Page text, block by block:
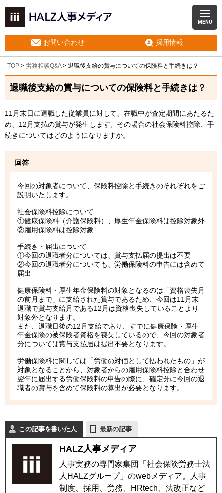
MENU
お問い合わせ 採用情報
TOP > 労務相談Q&A> 退職後支給の賞与についての保険料と手続きは？
退職後支給の賞与についての保険料と手続きは？
11月末日に退職した従業員に対して、在職中が査定期間にあたるた
め、12月支払の賞与が発生します。その場合の社会保険料控除、手
続きについてはどのようになりますか。
回答
今回の対象者について、保険料控除と手続きのそれぞれをご
説明いたします。
社会保険料控除について
①健康保険料（介護保険料）、厚生年金保険料は控除対象外
②雇用保険料は控除対象
手続き・届出について
①今回の退職者分については、賞与支払届の提出は不要
②今回の退職者分についても、労働保険料の申告には含めて
届出
健康保険料・厚生年金保険料の対象となるのは「資格喪失月
の前月まで」に支給された賞与であるため、今回は11月末
退職で賞与支給月である12月は資格喪失していることより
対象外となります。
また、退職日後の12月支給であり、すでに健康保険・厚生
年金保険の被保険者資格を喪失しているので、今回の対象者
分については賞与支払届は提出不要となります。
労働保険料に関しては「労働の対価として払われたもの」が
対象となることから、対象者からの雇用保険料控除と合わせ
翌年に届出する労働保険料の申告の際に、確定分に今回の退
職者の賞与を含めて保険料の算出が必要となります。
この記事を書いた人 最新の記事
HALZ人事メディア
人事実務の専門家集団「社会保険労務士法
人HALZグループ」のwebメディア。人事
制度、採用、労務、HRtech、法改正など